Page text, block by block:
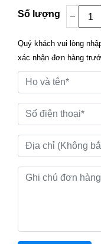
Số lượng
Quý khách vui lòng
xác nhận đơn hàng